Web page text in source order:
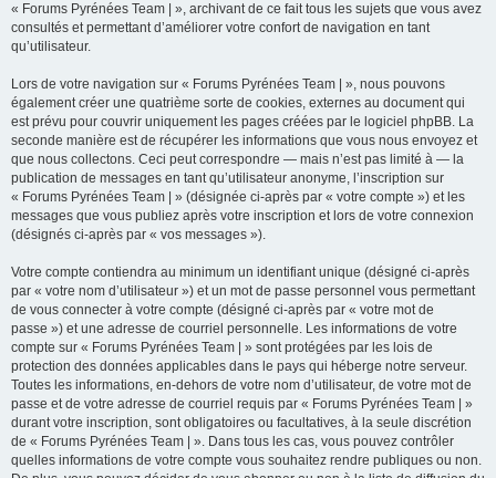
« Forums Pyrénées Team | », archivant de ce fait tous les sujets que vous avez
consultés et permettant d’améliorer votre confort de navigation en tant
qu’utilisateur.
Lors de votre navigation sur « Forums Pyrénées Team | », nous pouvons
également créer une quatrième sorte de cookies, externes au document qui
est prévu pour couvrir uniquement les pages créées par le logiciel phpBB. La
seconde manière est de récupérer les informations que vous nous envoyez et
que nous collectons. Ceci peut correspondre — mais n’est pas limité à — la
publication de messages en tant qu’utilisateur anonyme, l’inscription sur
« Forums Pyrénées Team | » (désignée ci-après par « votre compte ») et les
messages que vous publiez après votre inscription et lors de votre connexion
(désignés ci-après par « vos messages »).
Votre compte contiendra au minimum un identifiant unique (désigné ci-après
par « votre nom d’utilisateur ») et un mot de passe personnel vous permettant
de vous connecter à votre compte (désigné ci-après par « votre mot de
passe ») et une adresse de courriel personnelle. Les informations de votre
compte sur « Forums Pyrénées Team | » sont protégées par les lois de
protection des données applicables dans le pays qui héberge notre serveur.
Toutes les informations, en-dehors de votre nom d’utilisateur, de votre mot de
passe et de votre adresse de courriel requis par « Forums Pyrénées Team | »
durant votre inscription, sont obligatoires ou facultatives, à la seule discrétion
de « Forums Pyrénées Team | ». Dans tous les cas, vous pouvez contrôler
quelles informations de votre compte vous souhaitez rendre publiques ou non.